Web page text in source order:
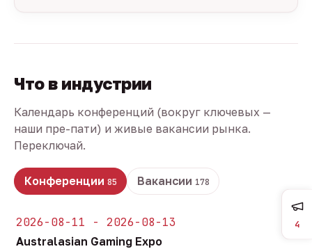
Что в индустрии
Календарь конференций (вокруг ключевых —
наши пре-пати) и живые вакансии рынка.
Переключай.
Конференции 85 Вакансии 178
2026-08-11 - 2026-08-13
Australasian Gaming Expo
4